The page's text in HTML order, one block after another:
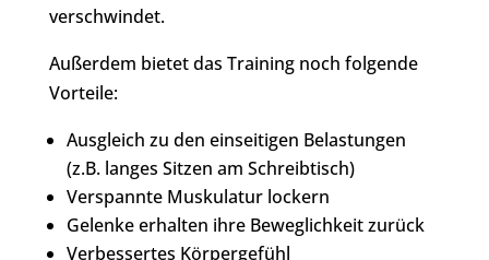
verschwindet.
Außerdem bietet das Training noch folgende
Vorteile:
Ausgleich zu den einseitigen Belastungen
(z.B. langes Sitzen am Schreibtisch)
Verspannte Muskulatur lockern
Gelenke erhalten ihre Beweglichkeit zurück
Verbessertes Körpergefühl